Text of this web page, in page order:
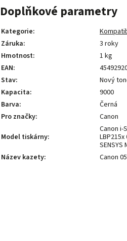
Doplňkové parametry
Kategorie:
Záruka:
3 roky
Hmotnost:
1 kg
EAN:
Stav:
Nový
Kapacita:
9000
Barva:
Černá
Pro značky:
Canon
Model tiskárny:
Canon i-
LBP215x
SENSYS
Název kazety: Canon